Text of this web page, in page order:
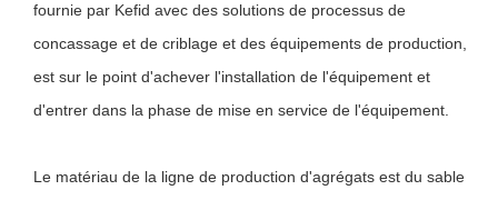
fournie par Kefid avec des solutions de processus de
concassage et de criblage et des équipements de production,
est sur le point d'achever l'installation de l'équipement et
d'entrer dans la phase de mise en service de l'équipement.
Le matériau de la ligne de production d'agrégats est du sable